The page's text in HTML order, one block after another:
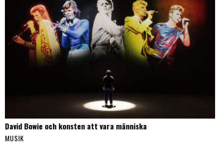
David Bowie och konsten att vara människa
MUSIK